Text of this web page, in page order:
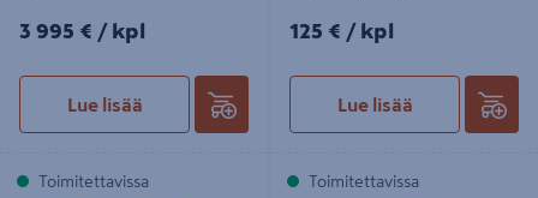
3995€/kpl
3 995 € / kpl
Lue lisää
Toimitettavissa
125€/kpl
125 € / kpl
Lue lisää
Toimitettavissa